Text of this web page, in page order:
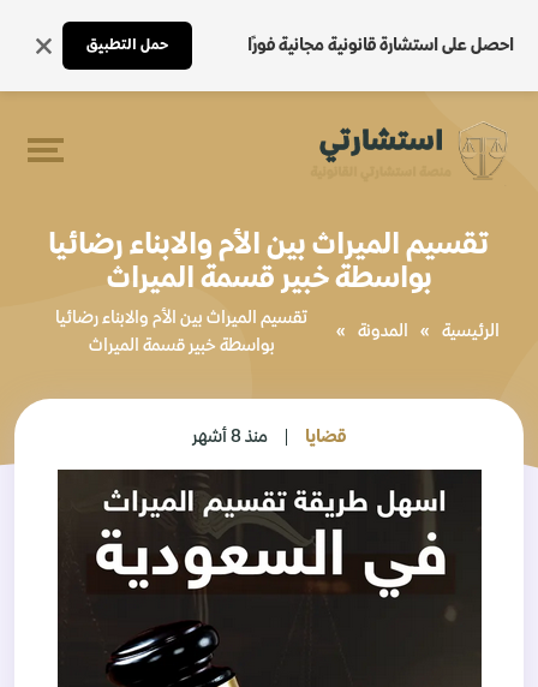
احصل على استشارة قانونية مجانية فورًا حمل التطبيق
تقسيم الميراث بين الأم والابناء رضائيا
بواسطة خبير قسمة الميراث
الرئيسية » المدونة »
تقسيم الميراث بين الأم والابناء رضائيا
بواسطة خبير قسمة الميراث
قضايا منذ 8 أشهر